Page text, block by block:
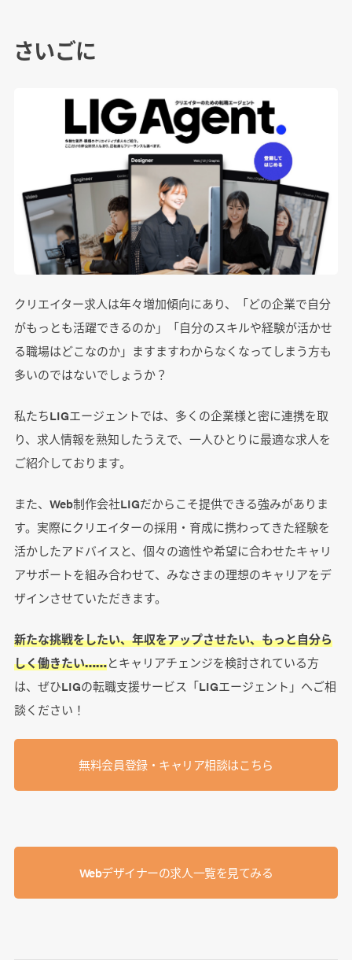
さいごに
クリエイター求人は年々増加傾向にあり、「どの企業で自分
がもっとも活躍できるのか」「自分のスキルや経験が活かせ
る職場はどこなのか」ますますわからなくなってしまう方も
多いのではないでしょうか？
私たちLIGエージェントでは、多くの企業様と密に連携を取
り、求人情報を熟知したうえで、一人ひとりに最適な求人を
ご紹介しております。
また、Web制作会社LIGだからこそ提供できる強みがありま
す。実際にクリエイターの採用・育成に携わってきた経験を
活かしたアドバイスと、個々の適性や希望に合わせたキャリ
アサポートを組み合わせて、みなさまの理想のキャリアをデ
ザインさせていただきます。
新たな挑戦をしたい、年収をアップさせたい、もっと自分ら
しく働きたい……とキャリアチェンジを検討されている方
は、ぜひLIGの転職支援サービス「LIGエージェント」へご相
談ください！
無料会員登録・キャリア相談はこちら
Webデザイナーの求人一覧を見てみる